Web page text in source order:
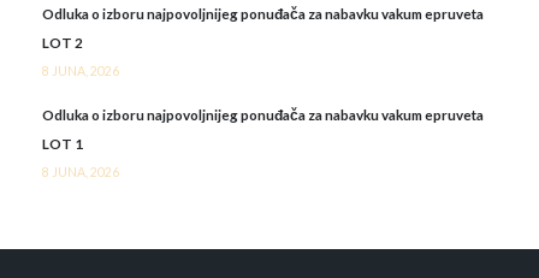
Odluka o izboru najpovoljnijeg ponuđača za nabavku vakum epruveta
LOT 2
8 JUNA, 2026
Odluka o izboru najpovoljnijeg ponuđača za nabavku vakum epruveta
LOT 1
8 JUNA, 2026